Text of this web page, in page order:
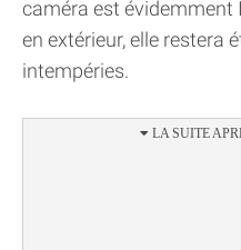
caméra est évidemment
en extérieur, elle restera
intempéries.